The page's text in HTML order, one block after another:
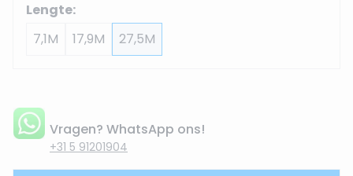
Lengte:
7,1M
17,9M 27,5M
Vragen? WhatsApp ons!
+31 5 91201904